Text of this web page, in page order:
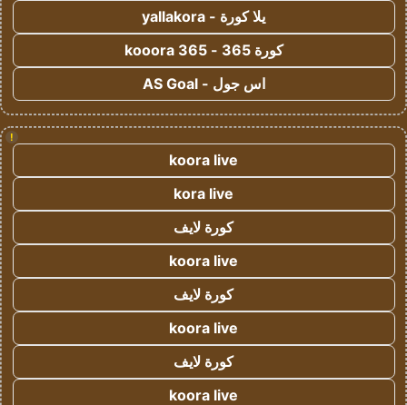
يلا كورة - yallakora
كورة 365 - kooora 365
اس جول - AS Goal
!
koora live
kora live
كورة لايف
koora live
كورة لايف
koora live
كورة لايف
koora live